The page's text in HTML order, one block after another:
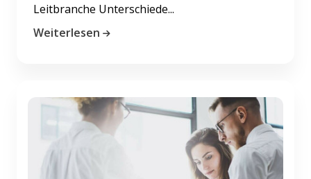
Leitbranche Unterschiede...
Weiterlesen